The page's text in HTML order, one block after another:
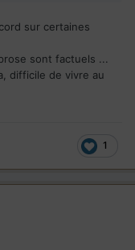
sur certaines
sont factuels ...
difficile de vivre au
1